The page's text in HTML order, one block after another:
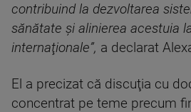
contribuind la dezvoltarea
sănătate şi alinierea acestuia
internaţionale”, a declarat
El a precizat că discuţia cu
concentrat pe teme precum